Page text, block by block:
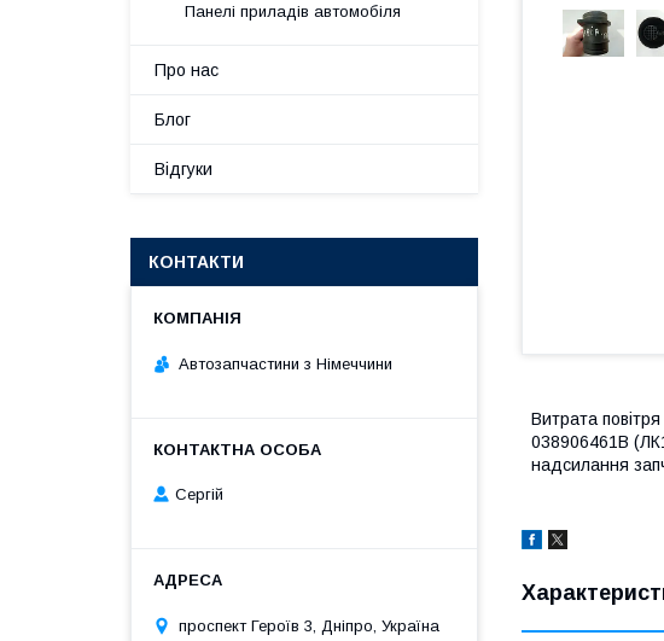
Витрата
038906461B
надсилання
Панелі приладів автомобіля
Про нас
Блог
Відгуки
КОНТАКТИ
Автозапчастини з Німеччини
Сергій
проспект Героїв 3, Дніпро, Україна